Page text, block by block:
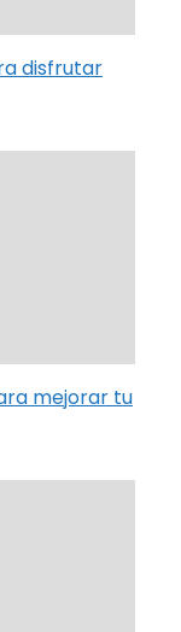
disfrutar
mejorar tu